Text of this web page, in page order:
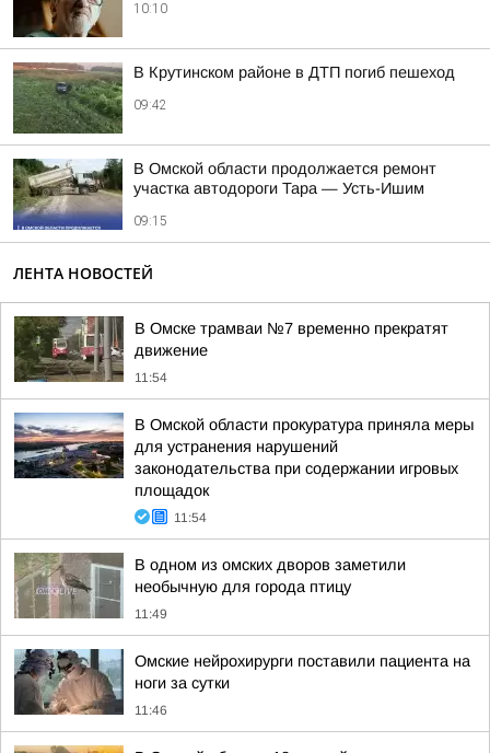
10:10
В Крутинском районе в ДТП погиб пешеход
09:42
В Омской области продолжается ремонт
участка автодороги Тара — Усть-Ишим
09:15
ЛЕНТА НОВОСТЕЙ
В Омске трамваи №7 временно прекратят
движение
11:54
В Омской области прокуратура приняла меры
для устранения нарушений
законодательства при содержании игровых
площадок
11:54
В одном из омских дворов заметили
необычную для города птицу
11:49
Омские нейрохирурги поставили пациента на
ноги за сутки
11:46